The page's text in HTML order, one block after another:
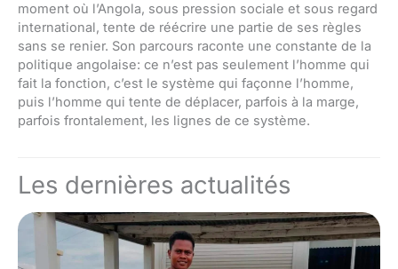
moment où l’Angola, sous pression sociale et sous regard
international, tente de réécrire une partie de ses règles
sans se renier. Son parcours raconte une constante de la
politique angolaise: ce n’est pas seulement l’homme qui
fait la fonction, c’est le système qui façonne l’homme,
puis l’homme qui tente de déplacer, parfois à la marge,
parfois frontalement, les lignes de ce système.
Les dernières actualités